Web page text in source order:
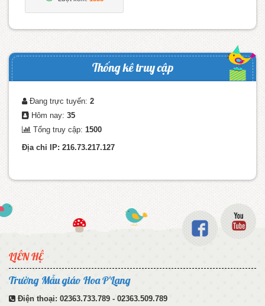
Thống kê truy cập
Đang trực tuyến: 2
Hôm nay: 35
Tổng truy cập: 1500
Địa chỉ IP: 216.73.217.127
LIÊN HỆ
Trường Mẫu giáo Hoa P'Lang
Điện thoại: 02363.733.789 - 02363.509.789